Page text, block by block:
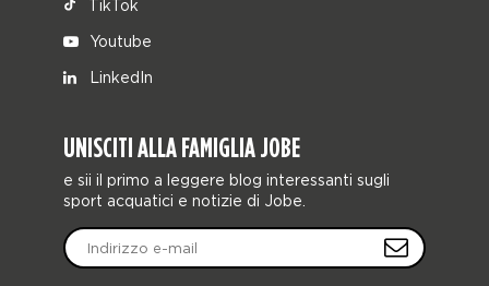
TikTok
Youtube
LinkedIn
UNISCITI ALLA FAMIGLIA JOBE
e sii il primo a leggere blog interessanti sugli
sport acquatici e notizie di Jobe.